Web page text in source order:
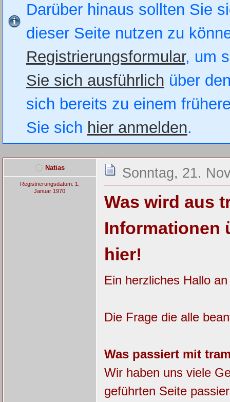
Darüber hinaus sollten Sie
dieser Seite nutzen zu
Registrierungsformular, um
Sie sich ausführlich über
sich bereits zu einem
Sie sich hier anmelden.
Natias
Registrierungsdatum: 1.
Januar 1970
Sonntag, 21.
Was wird aus
Informationen
hier!
Ein herzliches Hallo
Die Frage die alle
Was passiert mit
Wir haben uns viele
geführten Seite